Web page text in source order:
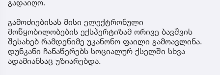
გადაიღო.
გამოძიებისას მისი ელექტრონული
მოწყობილობების ექსპერტიზამ ორივე ბავშვის
შესახებ რამდენიმე უკანონო ფაილი გამოავლინა.
დუნკანი ჩანაწერებს სოციალურ ქსელში სხვა
ადამიანსაც უზიარებდა.